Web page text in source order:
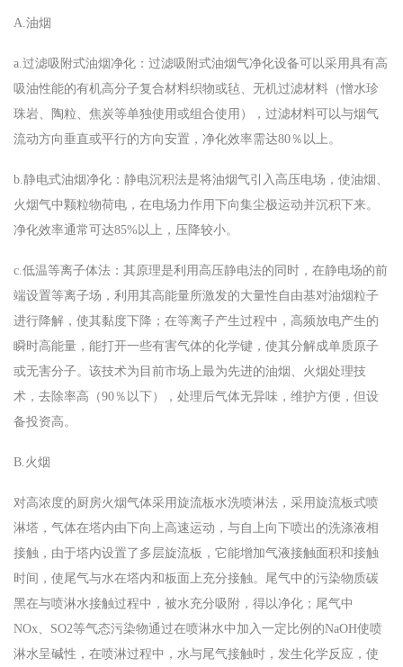
A.油烟
a.过滤吸附式油烟净化：过滤吸附式油烟气净化设备可以采用具有高
吸油性能的有机高分子复合材料织物或毡、无机过滤材料（憎水珍
珠岩、陶粒、焦炭等单独使用或组合使用），过滤材料可以与烟气
流动方向垂直或平行的方向安置，净化效率需达80％以上。
b.静电式油烟净化：静电沉积法是将油烟气引入高压电场，使油烟、
火烟气中颗粒物荷电，在电场力作用下向集尘极运动并沉积下来。
净化效率通常可达85%以上，压降较小。
c.低温等离子体法：其原理是利用高压静电法的同时，在静电场的前
端设置等离子场，利用其高能量所激发的大量性自由基对油烟粒子
进行降解，使其黏度下降；在等离子产生过程中，高频放电产生的
瞬时高能量，能打开一些有害气体的化学键，使其分解成单质原子
或无害分子。该技术为目前市场上最为先进的油烟、火烟处理技
术，去除率高（90％以下），处理后气体无异味，维护方便，但设
备投资高。
B.火烟
对高浓度的厨房火烟气体采用旋流板水洗喷淋法，采用旋流板式喷
淋塔，气体在塔内由下向上高速运动，与自上向下喷出的洗涤液相
接触，由于塔内设置了多层旋流板，它能增加气液接触面积和接触
时间，使尾气与水在塔内和板面上充分接触。尾气中的污染物质碳
黑在与喷淋水接触过程中，被水充分吸附，得以净化；尾气中
NOx、SO2等气态污染物通过在喷淋水中加入一定比例的NaOH使喷
淋水呈碱性，在喷淋过程中，水与尾气接触时，发生化学反应，使